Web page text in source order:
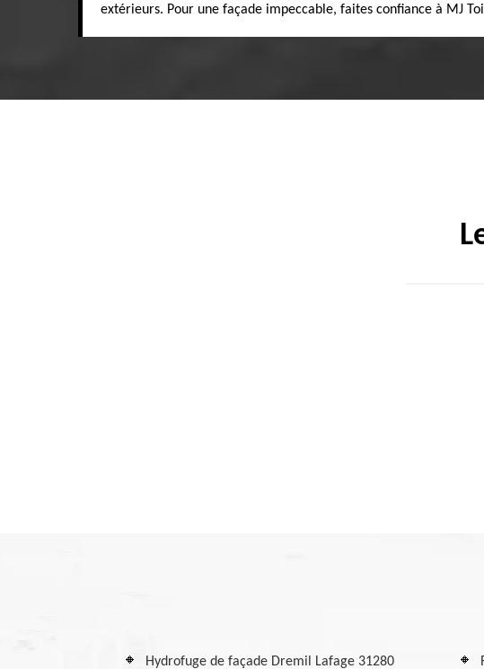
extérieurs. Pour une façade impeccable, faites confiance à MJ
Hydrofuge de façade Dremil Lafage 31280